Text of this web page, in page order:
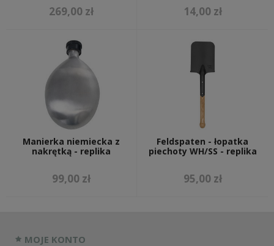
269,00 zł 14,00 zł
Manierka niemiecka z
nakrętką - replika
99,00 zł
Feldspaten - łopatka
piechoty WH/SS - replika
95,00 zł
MOJE KONTO